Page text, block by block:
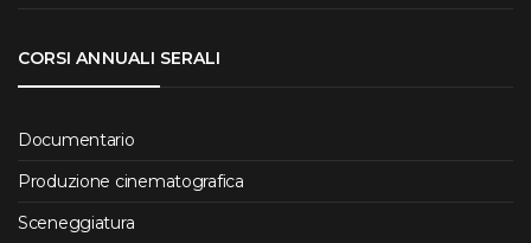
CORSI ANNUALI SERALI
Documentario
Produzione cinematografica
Sceneggiatura